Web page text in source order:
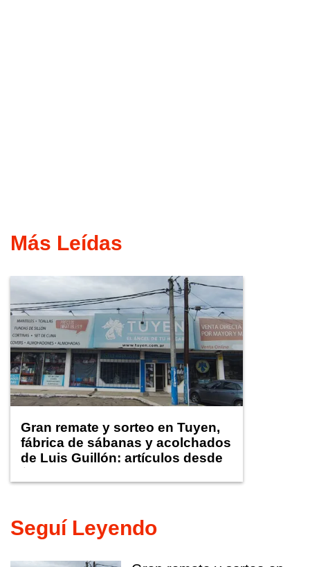
Más Leídas
Gran remate y sorteo en Tuyen,
fábrica de sábanas y acolchados
de Luis Guillón: artículos desde
Seguí Leyendo